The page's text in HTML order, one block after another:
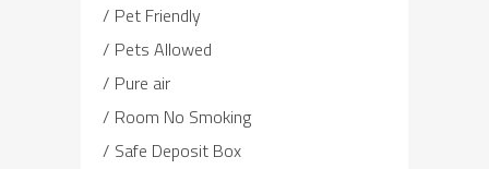
Pet Friendly
Pets Allowed
Pure air
Room No Smoking
Safe Deposit Box